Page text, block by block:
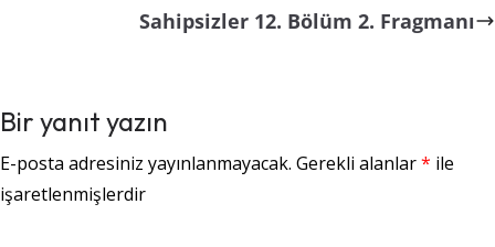
Sahipsizler 12. Bölüm 2. Fragmanı
Bir yanıt yazın
E-posta adresiniz yayınlanmayacak. Gerekli alanlar* ile
işaretlenmişlerdir